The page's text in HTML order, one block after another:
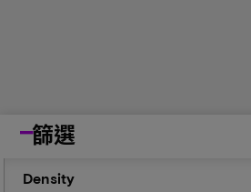
篩選
Density